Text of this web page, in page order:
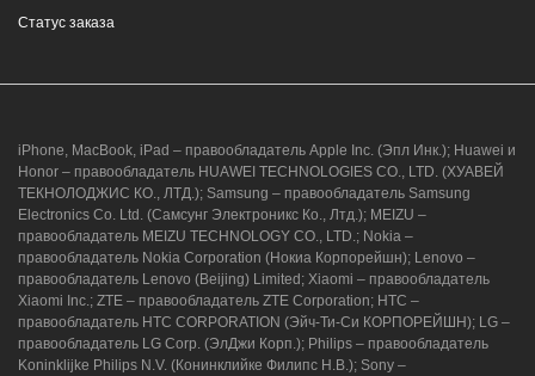
Статус заказа
iPhone, MacBook, iPad – правообладатель Apple Inc. (Эпл Инк.); Huawei и
Honor – правообладатель HUAWEI TECHNOLOGIES CO., LTD. (ХУАВЕЙ
ТЕКНОЛОДЖИС КО., ЛТД.); Samsung – правообладатель Samsung
Electronics Co. Ltd. (Самсунг Электроникс Ко., Лтд.); MEIZU –
правообладатель MEIZU TECHNOLOGY CO., LTD.; Nokia –
правообладатель Nokia Corporation (Нокиа Корпорейшн); Lenovo –
правообладатель Lenovo (Beijing) Limited; Xiaomi – правообладатель
Xiaomi Inc.; ZTE – правообладатель ZTE Corporation; HTC –
правообладатель HTC CORPORATION (Эйч-Ти-Си КОРПОРЕЙШН); LG –
правообладатель LG Corp. (ЭлДжи Корп.); Philips – правообладатель
Koninklijke Philips N.V. (Конинклийке Филипс Н.В.); Sony –